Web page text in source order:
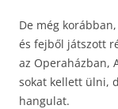
De még
és fejből játszott
az Operaházban,
sokat kellett ülni,
hangulat.